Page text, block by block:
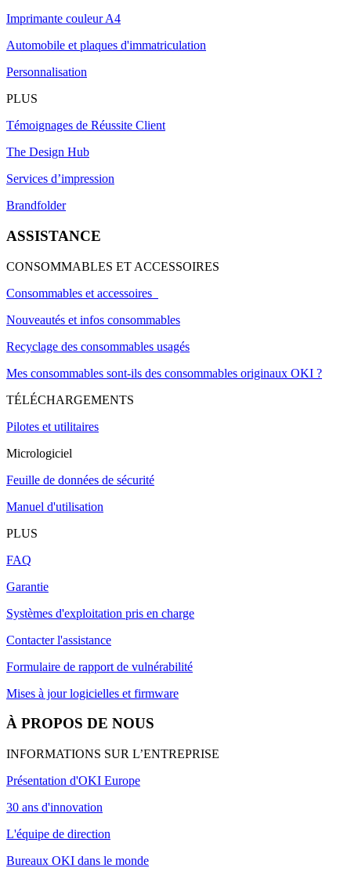
Imprimante couleur A4
Automobile et plaques d'immatriculation
Personnalisation
PLUS
Témoignages de Réussite Client
The Design Hub
Services d’impression
Brandfolder
ASSISTANCE
CONSOMMABLES ET ACCESSOIRES
Consommables et accessoires
Nouveautés et infos consommables
Recyclage des consommables usagés
Mes consommables sont-ils des consommables originaux OKI ?
TÉLÉCHARGEMENTS
Pilotes et utilitaires
Micrologiciel
Feuille de données de sécurité
Manuel d'utilisation
PLUS
FAQ
Garantie
Systèmes d'exploitation pris en charge
Contacter l'assistance
Formulaire de rapport de vulnérabilité
Mises à jour logicielles et firmware
À PROPOS DE NOUS
INFORMATIONS SUR L’ENTREPRISE
Présentation d'OKI Europe
30 ans d'innovation
L'équipe de direction
Bureaux OKI dans le monde